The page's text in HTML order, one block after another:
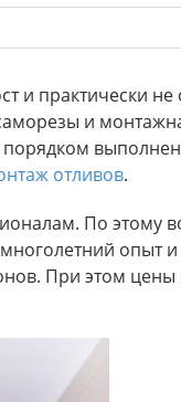
практически не
и
отливов.
По этому
опыт
При этом